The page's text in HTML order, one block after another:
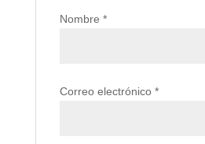
Nombre *
Correo electrónico *